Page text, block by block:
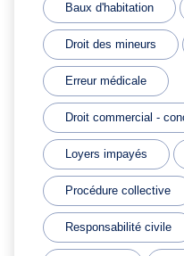
Baux d'habitation
Droit des mineurs
Erreur médicale
Droit commercial -
Loyers impayés
Procédure collective
Responsabilité civile